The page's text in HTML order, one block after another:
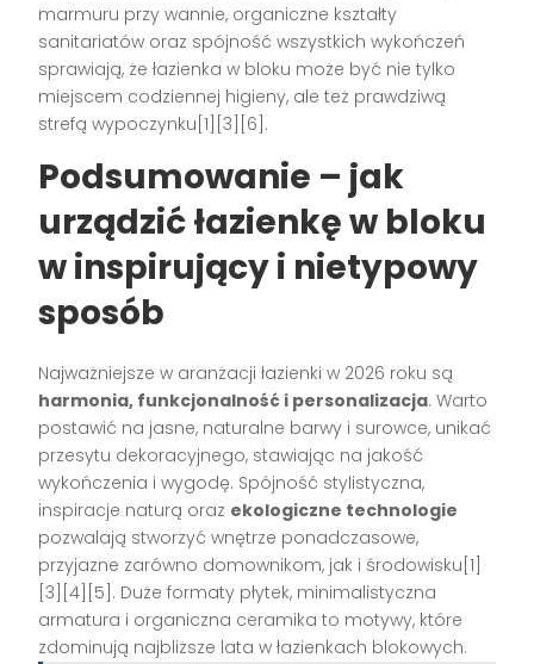
marmuru przy wannie, organiczne kształty
sanitariatów oraz spójność wszystkich wykończeń
sprawiają, że łazienka w bloku może być nie tylko
miejscem codziennej higieny, ale też prawdziwą
strefą wypoczynku[1][3][6].
Podsumowanie – jak
urządzić łazienkę w bloku
w inspirujący i nietypowy
sposób
Najważniejsze w aranżacji łazienki w 2026 roku są
harmonia, funkcjonalność i personalizacja. Warto
postawić na jasne, naturalne barwy i surowce, unikać
przesytu dekoracyjnego, stawiając na jakość
wykończenia i wygodę. Spójność stylistyczna,
inspiracje naturą oraz ekologiczne technologie
pozwalają stworzyć wnętrze ponadczasowe,
przyjazne zarówno domownikom, jak i środowisku[1]
[3][4][5]. Duże formaty płytek, minimalistyczna
armatura i organiczna ceramika to motywy, które
zdominują najbliższe lata w łazienkach blokowych.